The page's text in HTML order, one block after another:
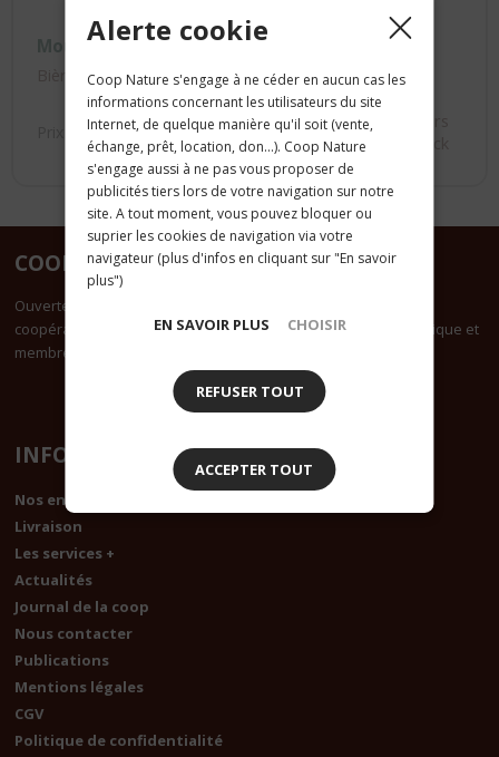
Moulin Des Moines
Bière Brune Céréalor aux 5 céréales Bio 33cl
Prix public : 2.60 €
COOPNATURE
Ouverte à tous, Coop Nature est une des plus importantes
coopératives bio de France. Elle est certifiée agriculture biologique et
membre du groupement Accord Bio
INFORMATIONS
Nos engagements
Livraison
Les services +
Actualités
Journal de la coop
Nous contacter
Publications
Mentions légales
CGV
Politique de confidentialité
Alerte cookie
Coop Nature s'engage à ne céder en aucun cas les
informations concernant les utilisateurs du site
Internet, de quelque manière qu'il soit (vente,
échange, prêt, location, don...). Coop Nature
s'engage aussi à ne pas vous proposer de
publicités tiers lors de votre navigation sur notre
site. A tout moment, vous pouvez bloquer ou
suprier les cookies de navigation via votre
navigateur (plus d'infos en cliquant sur "En savoir
plus")
EN SAVOIR PLUS CHOISIR
REFUSER TOUT
ACCEPTER TOUT